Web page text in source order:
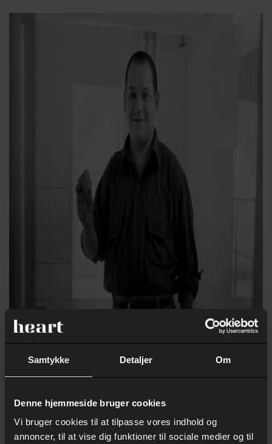
Samtykke Detaljer Om
Denne hjemmeside bruger cookies
Vi bruger cookies til at tilpasse vores indhold og
annoncer, til at vise dig funktioner til sociale medier og til